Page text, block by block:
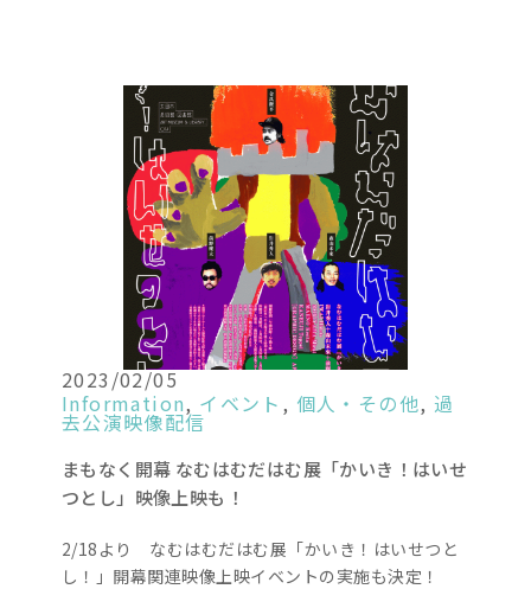
2023/02/05
Information, イベント , 個人・その他, 過
去公演映像配信
まもなく開幕 なむはむだはむ展「かいき！はいせ
つとし」映像上映も！
2/18より なむはむだはむ展「かいき！はいせつと
し！」開幕関連映像上映イベントの実施も決定！